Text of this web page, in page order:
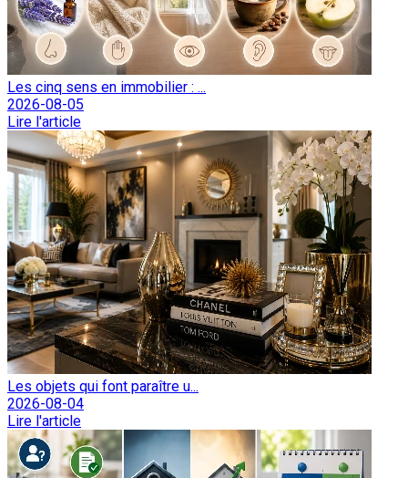
Les cinq sens en immobilier : ...
2026-08-05
Lire l'article
Les objets qui font paraître u...
2026-08-04
Lire l'article